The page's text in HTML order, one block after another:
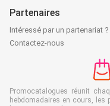
Partenaires
Intéressé par un partenariat ?
Contactez-nous
Promocatalogues réunit
hebdomadaires en cours,